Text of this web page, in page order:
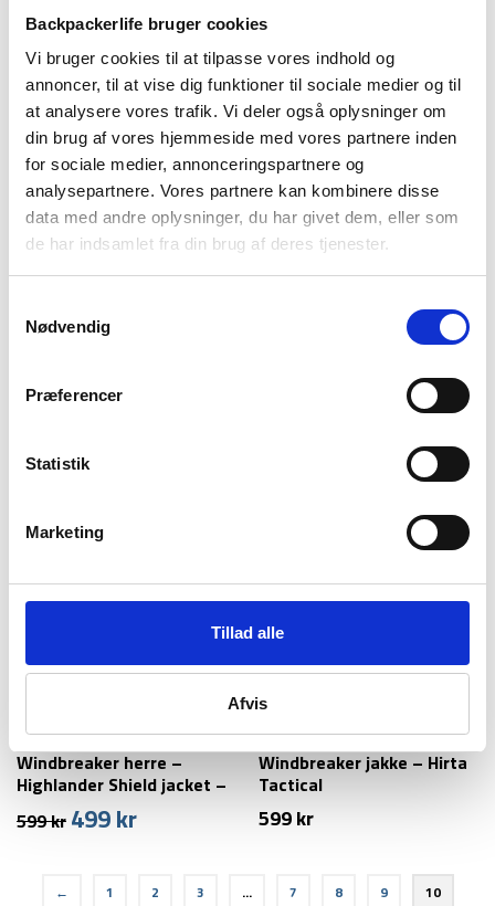
Backpackerlife bruger cookies
Vi bruger cookies til at tilpasse vores indhold og
annoncer, til at vise dig funktioner til sociale medier og til
at analysere vores trafik. Vi deler også oplysninger om
din brug af vores hjemmeside med vores partnere inden
for sociale medier, annonceringspartnere og
analysepartnere. Vores partnere kan kombinere disse
data med andre oplysninger, du har givet dem, eller som
de har indsamlet fra din brug af deres tjenester.
Nødvendig
Præferencer
Statistik
Marketing
Tillad alle
Afvis
Vandresokker herre –
Smartwool Hike Targeted
Cushion Mid Crew Socks –
Blå
189kr
Vandresokkker herre –
Smartwool Hike Classic
Edition Light Cushion Crew
Socks – Blå
179kr
-17%
Vest til dame – Trespass
299kr Den
oprindelige
var:
299 kr.
249
Windbreaker – Hirta
-17%
Highlander
Windbreaker herre –
Highlander Shield jacket –
Grøn (XS & S tilbage)
599kr Den
499krDen
er:
Highlander
Windbreaker jakke – Hirta
Tactical
599kr
← 1 2 3 … 7 8 9 10